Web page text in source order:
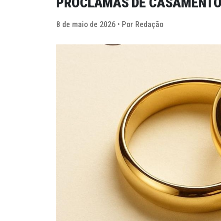
8 de maio de 2026 • Por Redação